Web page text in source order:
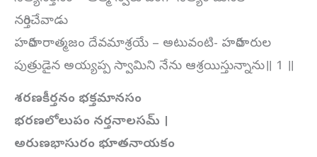
నర్తించేవాడు
హరిహరాత్మజం దేవమాశ్రయే – అటువంటి- హరిహరుల
పుత్రుడైన అయ్యప్ప స్వామిని నేను ఆశ్రయిస్తున్నాను॥ 1 ॥
శరణకీర్తనం భక్తమానసం
భరణలోలుపం నర్తనాలసమ్ ।
అరుణభాసురం భూతనాయకం